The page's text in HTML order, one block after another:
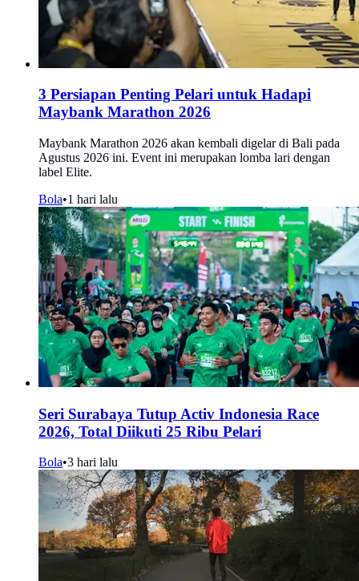
3 Persiapan Penting Pelari untuk Hadapi
Maybank Marathon 2026
Maybank Marathon 2026 akan kembali digelar di Bali pada
Agustus 2026 ini. Event ini merupakan lomba lari dengan
label Elite.
Bola•1 hari lalu
Seri Surabaya Tutup Activ Indonesia Race
2026, Total Diikuti 25 Ribu Pelari
Bola•3 hari lalu